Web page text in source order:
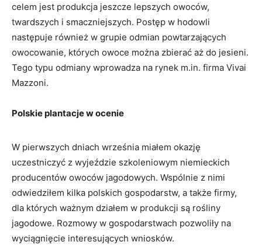
celem jest produkcja jeszcze lepszych owoców,
twardszych i smaczniejszych. Postęp w hodowli
następuje również w grupie odmian powtarzających
owocowanie, których owoce można zbierać aż do jesieni.
Tego typu odmiany wprowadza na rynek m.in. firma Vivai
Mazzoni.
Polskie plantacje w ocenie
W pierwszych dniach września miałem okazję
uczestniczyć z wyjeździe szkoleniowym niemieckich
producentów owoców jagodowych. Wspólnie z nimi
odwiedziłem kilka polskich gospodarstw, a także firmy,
dla których ważnym działem w produkcji są rośliny
jagodowe. Rozmowy w gospodarstwach pozwoliły na
wyciągnięcie interesujących wniosków.